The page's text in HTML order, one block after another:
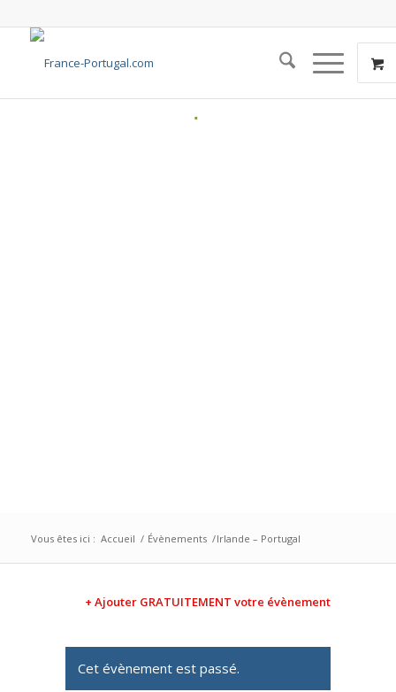
Vous êtes ici : Accueil / Évènements /Irlande – Portugal
+ Ajouter GRATUITEMENT votre évènement
Cet évènement est passé.